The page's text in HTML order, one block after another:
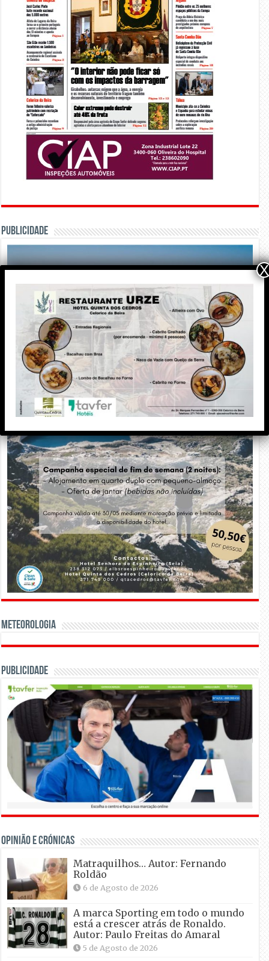
PUBLICIDADE
Meteorologia
Publicidade
OPINIÃO E CRÓNICAS
Matraquilhos… Autor: Fernando
Roldão
6 de Agosto de 2026
A marca Sporting em todo o mundo
está a crescer atrás de Ronaldo.
Autor: Paulo Freitas do Amaral
5 de Agosto de 2026
X